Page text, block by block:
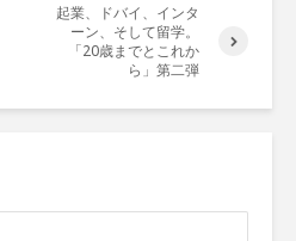
起業、ドバイ、インタ
ーン、そして留学。
「20歳までとこれか
ら」第二弾